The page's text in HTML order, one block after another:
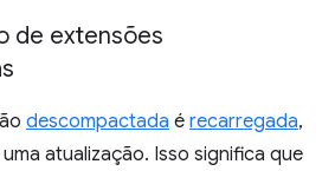
de extensões
descompactada é recarregada,
atualização. Isso significa que